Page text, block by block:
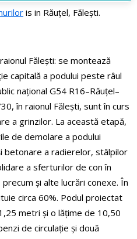
is in Răuțel, Fălești.
Fălești: se montează
capitală a podului peste râul
național G54 R16–Răuțel–
în raionul Fălești, sunt în curs
a grinzilor. La această etapă,
de demolare a podului
betonare a radierelor, stâlpilor
a sferturilor de con în
și alte lucrări conexe. În
circa 60%. Podul proiectat
metri și o lățime de 10,50
de circulație și două